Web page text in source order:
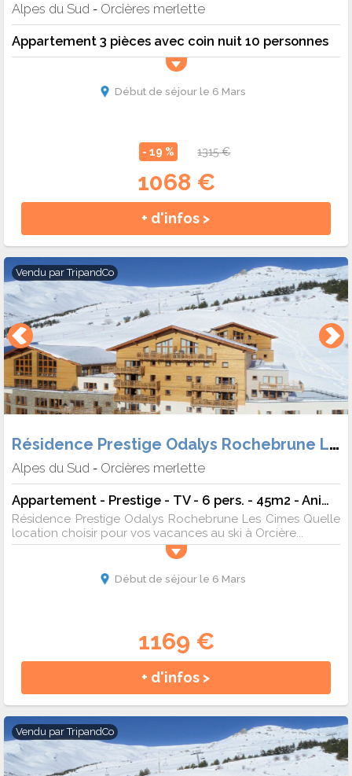
Alpes du Sud - Orcières merlette
Appartement 3 pièces avec coin nuit 10 personnes
Début de séjour le 6 Mars
- 19 % 1315 €
1068 €
+ d'infos >
Vendu parTripandCo
Résidence Prestige Odalys Rochebrune Les Cimes
Alpes du Sud - Orcières merlette
Appartement - Prestige - TV - 6 pers. - 45m2 - Animaux admis
Résidence Prestige Odalys Rochebrune Les Cimes Quelle
location choisir pour vos vacances au ski à Orcière...
Début de séjour le 6 Mars
1169 €
+ d'infos >
Vendu parTripandCo